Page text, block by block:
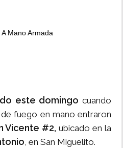
A Mano Armada
este domingo cuando
fuego en mano entraron
Vicente #2, ubicado en la
, en San Miguelito.